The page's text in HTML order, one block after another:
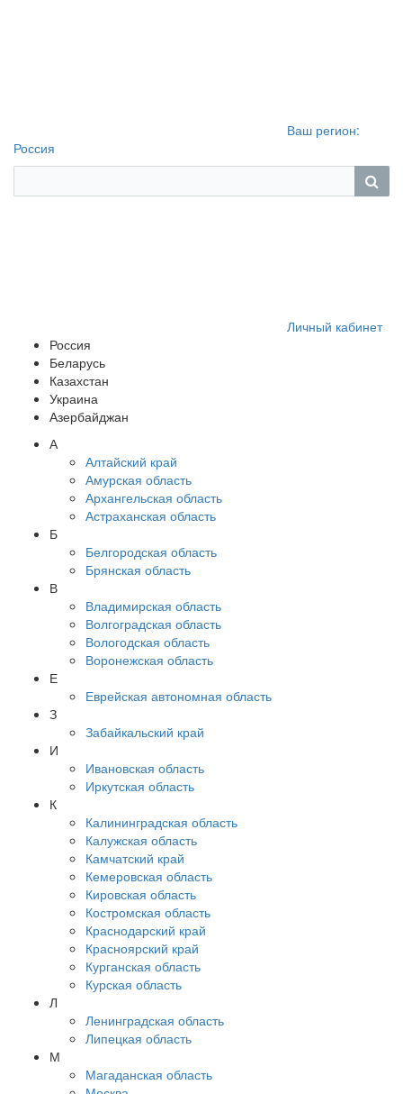
Ваш регион:
Россия
Личный кабинет
Россия
Беларусь
Казахстан
Украина
Азербайджан
А
Алтайский край
Амурская область
Архангельская область
Астраханская область
Б
Белгородская область
Брянская область
В
Владимирская область
Волгоградская область
Вологодская область
Воронежская область
Е
Еврейская автономная область
З
Забайкальский край
И
Ивановская область
Иркутская область
К
Калининградская область
Калужская область
Камчатский край
Кемеровская область
Кировская область
Костромская область
Краснодарский край
Красноярский край
Курганская область
Курская область
Л
Ленинградская область
Липецкая область
М
Магаданская область